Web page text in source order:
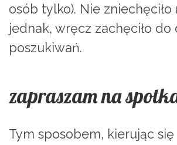
osób tylko). Nie zniechęciło
jednak, wręcz zachęciło do
poszukiwań.
zapraszam na
Tym sposobem, kierując